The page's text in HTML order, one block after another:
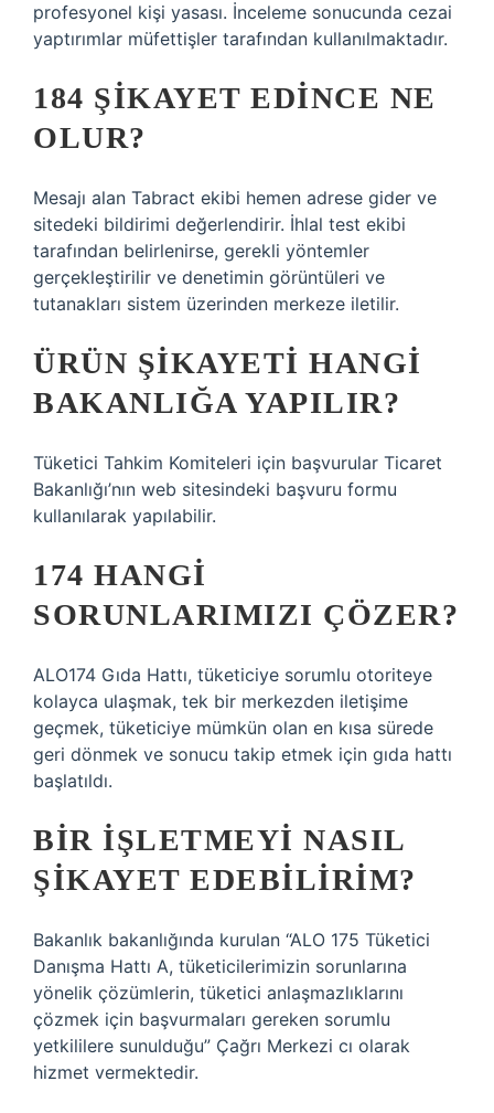
profesyonel kişi yasası. İnceleme sonucunda cezai
yaptırımlar müfettişler tarafından kullanılmaktadır.
184 ŞIKAYET EDINCE NE
OLUR?
Mesajı alan Tabract ekibi hemen adrese gider ve
sitedeki bildirimi değerlendirir. İhlal test ekibi
tarafından belirlenirse, gerekli yöntemler
gerçekleştirilir ve denetimin görüntüleri ve
tutanakları sistem üzerinden merkeze iletilir.
ÜRÜN ŞIKAYETI HANGI
BAKANLIĞA YAPILIR?
Tüketici Tahkim Komiteleri için başvurular Ticaret
Bakanlığı’nın web sitesindeki başvuru formu
kullanılarak yapılabilir.
174 HANGI
SORUNLARIMIZI ÇÖZER?
ALO174 Gıda Hattı, tüketiciye sorumlu otoriteye
kolayca ulaşmak, tek bir merkezden iletişime
geçmek, tüketiciye mümkün olan en kısa sürede
geri dönmek ve sonucu takip etmek için gıda hattı
başlatıldı.
BIR IŞLETMEYI NASIL
ŞIKAYET EDEBILIRIM?
Bakanlık bakanlığında kurulan “ALO 175 Tüketici
Danışma Hattı A, tüketicilerimizin sorunlarına
yönelik çözümlerin, tüketici anlaşmazlıklarını
çözmek için başvurmaları gereken sorumlu
yetkililere sunulduğu” Çağrı Merkezi cı olarak
hizmet vermektedir.